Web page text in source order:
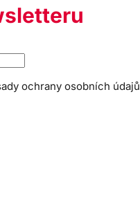
ochrany osobních údajů